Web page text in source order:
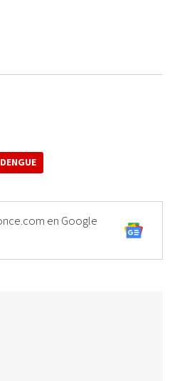
DENGUE
en Google